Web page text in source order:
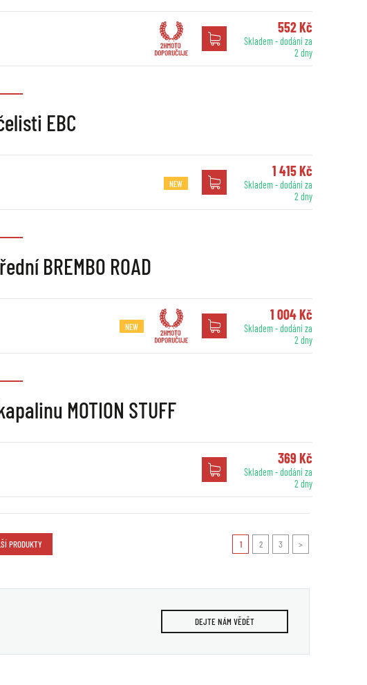
552 Kč
Skladem - dodání za
2 dny
EBC
NEW
1 415 Kč
Skladem - dodání za
2 dny
BREMBO ROAD
NEW
1 004 Kč
Skladem - dodání za
2 dny
MOTION STUFF
369 Kč
Skladem - dodání za
2 dny
PRODUKTY 1 2 3 >
DEJTE NÁM VĚDĚT